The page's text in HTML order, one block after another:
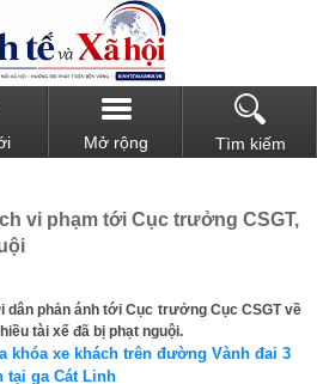
Mở rộng Tìm kiếm
vi phạm tới Cục trưởng CSGT,
dân phản ánh tới Cục trưởng Cục CSGT về
tài xế đã bị phạt nguội.
khóa xe khách trên đường Vành đai 3
tại ga Cát Linh